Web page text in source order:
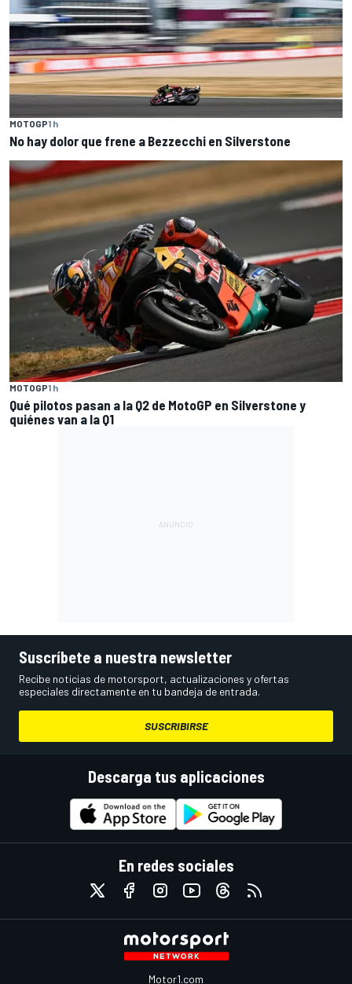
MOTOGP1 h
No hay dolor que frene a Bezzecchi en Silverstone
MOTOGP1 h
Qué pilotos pasan a la Q2 de MotoGP en Silverstone y
quiénes van a la Q1
Suscríbete a nuestra newsletter
Recibe noticias de motorsport, actualizaciones y ofertas
especiales directamente en tu bandeja de entrada.
SUSCRIBIRSE
Descarga tus aplicaciones
En redes sociales
Motor1.com